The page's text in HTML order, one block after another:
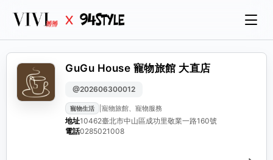
GuGu House 寵物旅館 大直店
@202606300012
寵物生活 寵物旅館、寵物服務
地址10462臺北市中山區成功里敬業一路160號
電話0285021008